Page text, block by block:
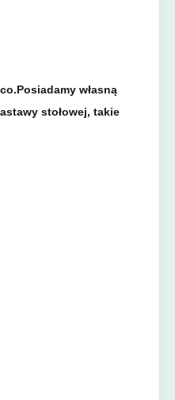
własną
stołowej, takie